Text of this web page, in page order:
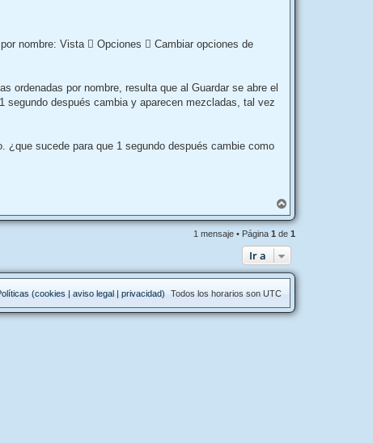
nombre: Vista  Opciones  Cambiar opciones de
ordenadas por nombre, resulta que al Guardar se abre el
segundo después cambia y aparecen mezcladas, tal vez
sucede para que 1 segundo después cambie como
r
r
i
b
1 mensaje • Página 1 de 1
Ir a
Todos los horarios son UTC
(cookies | aviso legal | privacidad)